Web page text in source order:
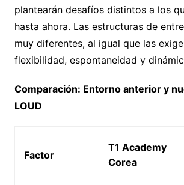
plantearán desafíos distintos a los
hasta ahora. Las estructuras de
muy diferentes, al igual que las
flexibilidad, espontaneidad y
Comparación: Entorno anterior y
LOUD
Factor
T1 Academy
Corea